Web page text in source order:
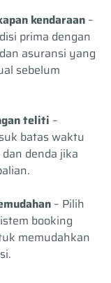
kendaraan –
prima dengan
asuransi yang
sebelum
teliti –
batas waktu
denda jika
– Pilih
booking
memudahkan